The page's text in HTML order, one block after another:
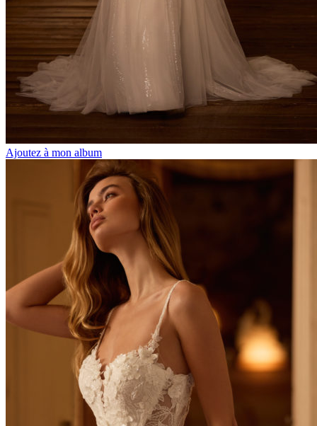
Ajoutez à mon album